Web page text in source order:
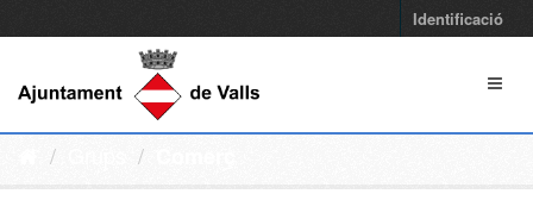
Identificació